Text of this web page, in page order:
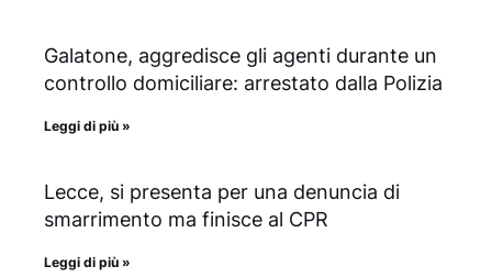
Galatone, aggredisce gli agenti durante un
controllo domiciliare: arrestato dalla Polizia
Leggi di più »
Lecce, si presenta per una denuncia di
smarrimento ma finisce al CPR
Leggi di più »